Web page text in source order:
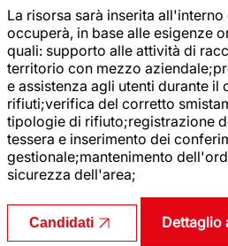
La risorsa sarà inserita
occuperà, in base alle esigenze
quali: supporto alle attività di
territorio con mezzo
e assistenza agli utenti durante il
rifiuti;verifica del corretto
tipologie di rifiuto;registrazione
tessera e inserimento dei
gestionale;mantenimento
sicurezza dell'area;
Candidati Dettaglio